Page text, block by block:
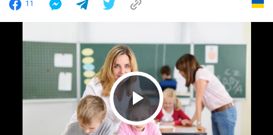
11
Play Video